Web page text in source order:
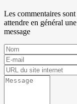
Les commentaires
attendre en général
message